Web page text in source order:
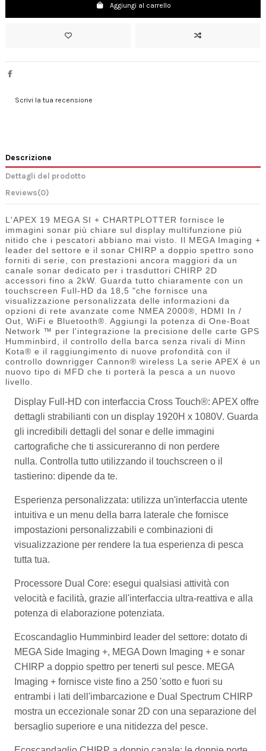
Aggiungi al carrello
Scrivi la tua recensione
Descrizione
Dettagli del prodotto
Reviews(0)
L'APEX 19 MEGA SI + CHARTPLOTTER fornisce le
immagini sonar più chiare sul display multifunzione più
nitido che i pescatori abbiano mai visto. Il MEGA Imaging +
leader del settore e il sonar CHIRP a doppio spettro sono
forniti di serie, con prestazioni ancora maggiori da un
canale sonar dedicato per i trasduttori CHIRP 2D
accessori fino a 2kW. Guarda tutto chiaramente con un
touchscreen Full-HD da 18,5 "che fornisce una
visualizzazione personalizzata delle informazioni da
opzioni di rete avanzate come NMEA 2000®, HDMI In /
Out, WiFi e Bluetooth®. Aggiungi la potenza di One-Boat
Network ™ per l'integrazione la precisione delle carte GPS
Humminbird, il controllo della barca senza rivali di Minn
Kota® e il raggiungimento di nuove profondità con il
controllo downrigger Cannon® wireless La serie APEX è un
nuovo tipo di MFD che ti porterà la pesca a un nuovo
livello.
Display Full-HD con interfaccia Cross Touch®: APEX offre
dettagli strabilianti con un display 1920H x 1080V. Guarda
gli incredibili dettagli del sonar e delle immagini
cartografiche che ti assicureranno di non perdere
nulla. Controlla tutto utilizzando il touchscreen o il
tastierino: dipende da te.
Esperienza personalizzata: utilizza un'interfaccia utente
intuitiva e un menu della barra laterale che fornisce
impostazioni personalizzabili e combinazioni di
visualizzazione per rendere la tua esperienza di pesca
tutta tua.
Processore Dual Core: esegui qualsiasi attività con
velocità e facilità, grazie all'interfaccia ultra-reattiva e alla
potenza di elaborazione potenziata.
Ecoscandaglio Humminbird leader del settore: dotato di
MEGA Side Imaging +, MEGA Down Imaging + e sonar
CHIRP a doppio spettro per tenerti sul pesce. MEGA
Imaging + fornisce viste fino a 250 'sotto e fuori su
entrambi i lati dell'imbarcazione e Dual Spectrum CHIRP
mostra un eccezionale sonar 2D con una separazione del
bersaglio superiore e una nitidezza del pesce.